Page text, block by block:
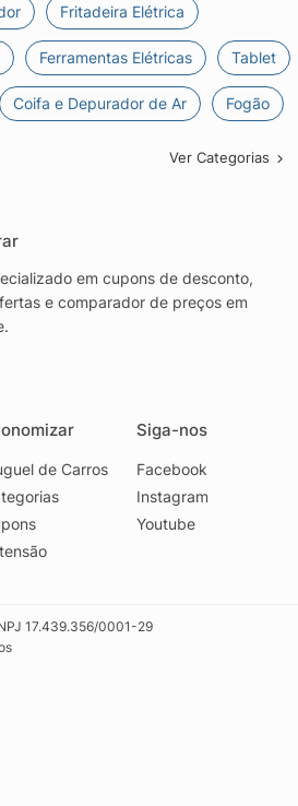
Fritadeira Elétrica
Ferramentas Elétricas Tablet
Coifa e Depurador de Ar Fogão
Ver Categorias
em cupons de desconto,
e comparador de preços em
de Carros
Siga-nos
Facebook
Instagram
Youtube
17.439.356/0001-29